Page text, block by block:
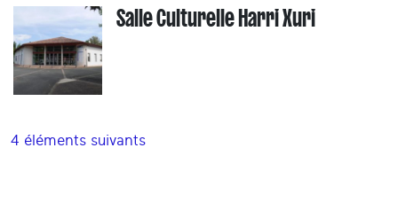
Salle Culturelle Harri Xuri
4 éléments suivants